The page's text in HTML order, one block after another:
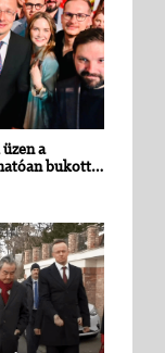
a
bukott…